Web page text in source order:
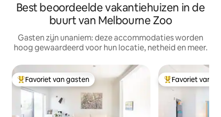
Best beoordeelde vakantiehuizen in de
buurt van Melbourne Zoo
Gasten zijn unaniem: deze accommodaties worden
hoog gewaardeerd voor hun locatie, netheid en meer.
Topfavoriet van gasten
Favoriet van gasten Topfavoriet van
Favoriet van